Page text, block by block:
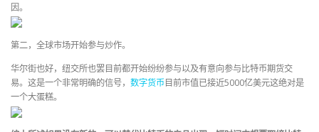
因。
第二，全球市场开始参与炒作。
华尔街也好，纽交所也罢目前都开始纷纷参与以及有意向参与比特币期货交
易。这是一个非常明确的信号， 数字货币目前市值已接近5000亿美元这绝对是
一个大蛋糕。